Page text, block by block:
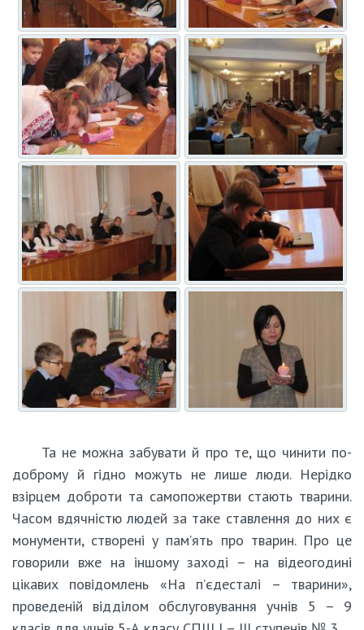
Та не можна забувати й про те, що чинити по-
доброму й гідно можуть не лише люди. Нерідко
взірцем доброти та самопожертви стають тварини.
Часом вдячністю людей за таке ставлення до них є
монументи, створені у пам’ять про тварин. Про це
говорили вже на іншому заході – на відеогодині
цікавих повідомлень «На п’єдесталі – тварини»,
проведеній відділом обслуговування учнів 5 – 9